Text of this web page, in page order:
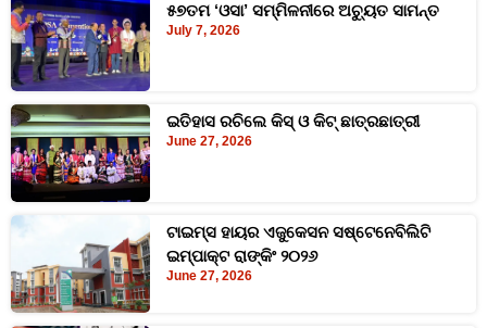
୫୭ତମ ‘ଓସା’ ସମ୍ମିଳନୀରେ ଅଚ୍ୟୁତ ସାମନ୍ତ
July 7, 2026
ଇତିହାସ ରଚିଲେ କିସ୍‍ ଓ କିଟ୍ ଛାତ୍ରଛାତ୍ରୀ
June 27, 2026
ଟାଇମ୍‍ସ ହାୟର ଏଜୁକେସନ ସଷ୍ଟେନେବିଲିଟି
ଇମ୍ପାକ୍ଟ ରାଙ୍କିଂ ୨୦୨୬
June 27, 2026